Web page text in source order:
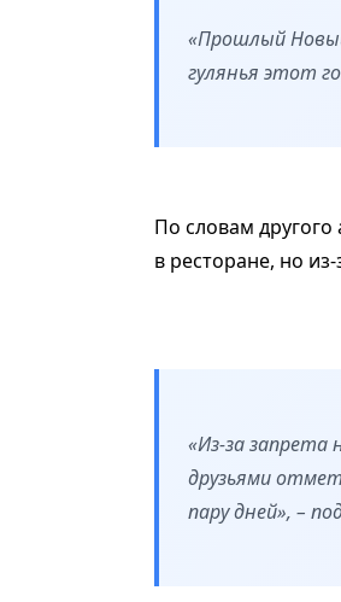
«Прошлый
гулянья этот
По словам
в ресторане, но
«Из-за запрета
друзьями
пару дней», –